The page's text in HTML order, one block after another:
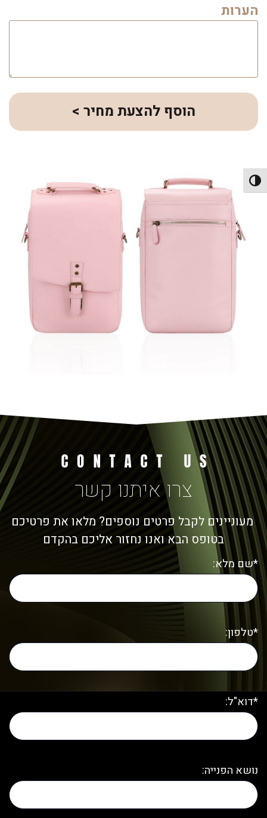
הפעל/כבה ניגודיות גבוהה
הערות
הוסף להצעת מחיר >
צרו איתנו קשר
מעוניינים לקבל פרטים נוספים? מלאו את פרטיכם
בטופס הבא ואנו נחזור אליכם בהקדם
*שם מלא:
*טלפון:
*דוא"ל:
נושא הפנייה: